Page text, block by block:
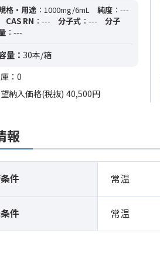
格・用途 ：1000mg/6mL 純度 ：---
CAS RN ：--- 分子式 ：---
分子
：---
量： 30本/箱
：0
納入価格(税抜) 40,500円
報
件 常温
件 常温